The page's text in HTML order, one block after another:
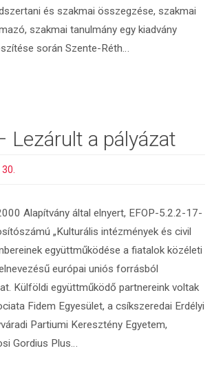
és szakmai összegzése, szakmai
szakmai tanulmány egy kiadvány
során Szente-Réth…
Lezárult a pályázat
Alapítvány által elnyert, EFOP-5.2.2-17-
„Kulturális intézmények és civil
együttműködése a fiatalok közéleti
európai uniós forrásból
Külföldi együttműködő partnereink voltak
Fidem Egyesület, a csíkszeredai Erdélyi
Partiumi Keresztény Egyetem,
Gordius Plus…